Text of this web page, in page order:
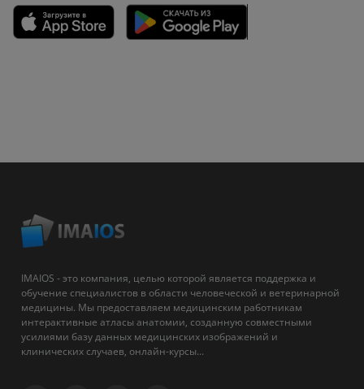
IMAIOS - это компания, целью которой является поддержка и
обучение специалистов в области человеческой и ветеринарной
медицины. Мы предоставляем медицинским работникам
интерактивные атласы анатомии, созданную совместными
усилиями базу данных медицинских изображений и
клинических случаев, онлайн-курсы...